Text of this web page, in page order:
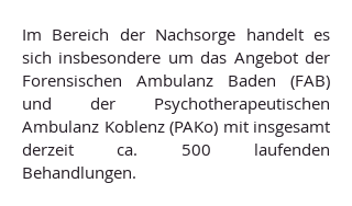
Im Bereich der Nachsorge handelt es
sich insbesondere um das Angebot der
Forensischen Ambulanz Baden (FAB)
und der Psychotherapeutischen
Ambulanz Koblenz (PAKo) mit insgesamt
derzeit ca. 500 laufenden
Behandlungen.